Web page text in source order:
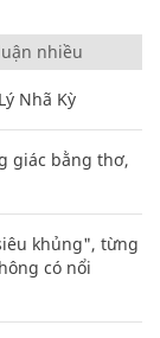
nhiều
Nhã Kỳ
giác bằng thơ,
khủng", từng
có nổi